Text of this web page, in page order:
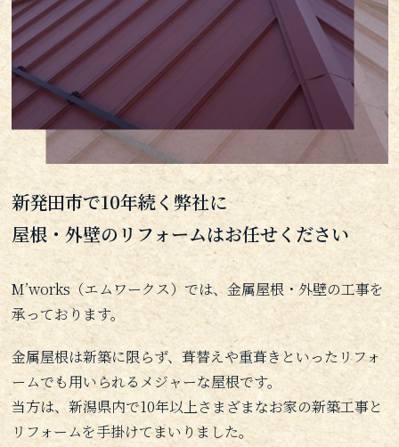
新発田市で10年続く弊社に
屋根・外壁のリフォームはお任せください
M’works（エムワークス）では、金属屋根・外壁の工事を
承っております。
金属屋根は新築に限らず、葺替えや重葺きといったリフォ
ームでも用いられるメジャーな屋根です。
当方は、新潟県内で10年以上さまざまなお家の新築工事と
リフォームを手掛けてまいりました。